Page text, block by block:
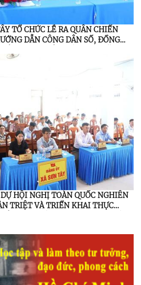
TỔ CHỨC LỄ RA QUÂN CHIẾN
DẪN CÔNG DÂN SỐ, ĐỒNG
HỘI NGHỊ TOÀN QUỐC NGHIÊN
TRIỆT VÀ TRIỂN KHAI THỰC